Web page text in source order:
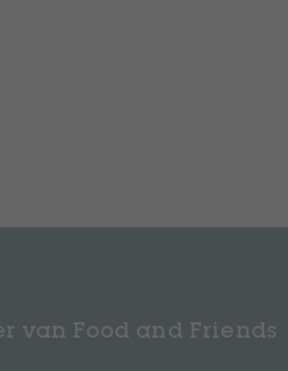
van Food and Friends